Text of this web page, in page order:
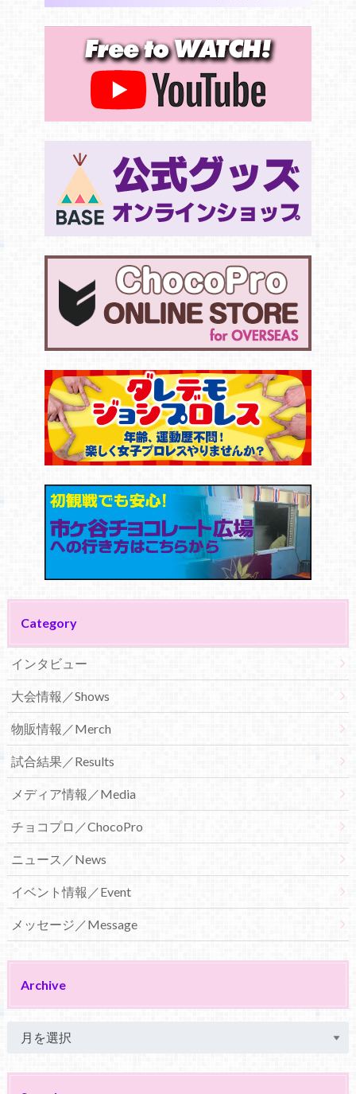
Category
インタビュー
大会情報／Shows
物販情報／Merch
試合結果／Results
メディア情報／Media
チョコプロ／ChocoPro
ニュース／News
イベント情報／Event
メッセージ／Message
Archive